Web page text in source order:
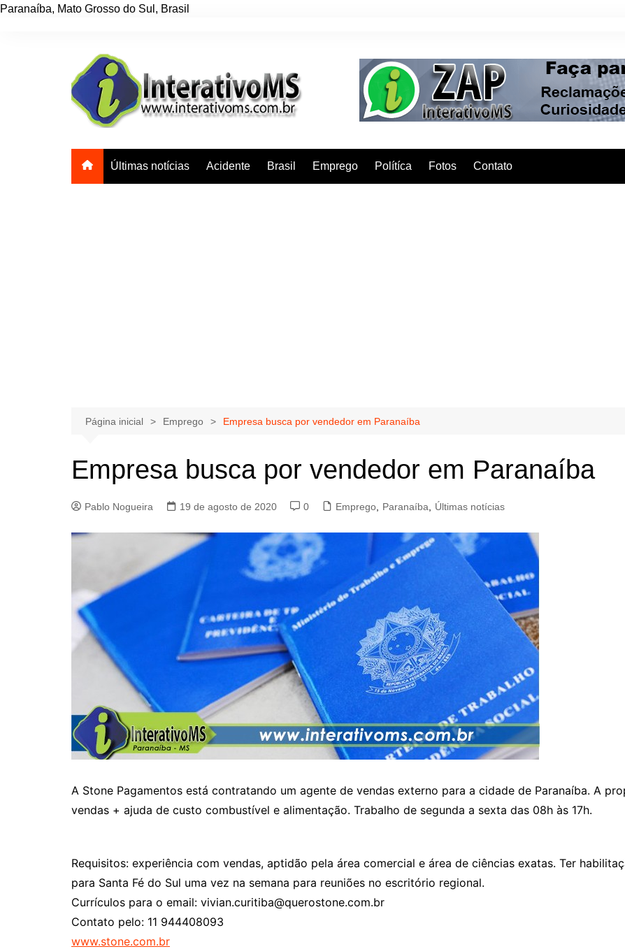
Paranaíba, Mato Grosso do Sul , Brasil
Últimas notícias Acidente Brasil Emprego Polítíca Fotos Contato
Página inicial Emprego Empresa busca por vendedor em Paranaíba
Empresa busca por vendedor em Paranaíba
Pablo Nogueira 19 de agosto de 2020 0 Emprego Paranaíba Últimas notícias
A Stone Pagamentos está contratando um agente de vendas externo para a cidade de Paranaíba. A
vendas + ajuda de custo combustível e alimentação. Trabalho de segunda a sexta das 08h às 17h.
Requisitos: experiência com vendas, aptidão pela área comercial e área de ciências exatas. Ter
para Santa Fé do Sul uma vez na semana para reuniões no escritório regional.
Currículos para o email: vivian.curitiba@querostone.com.br
Contato pelo: 11 944408093
www.stone.com.br